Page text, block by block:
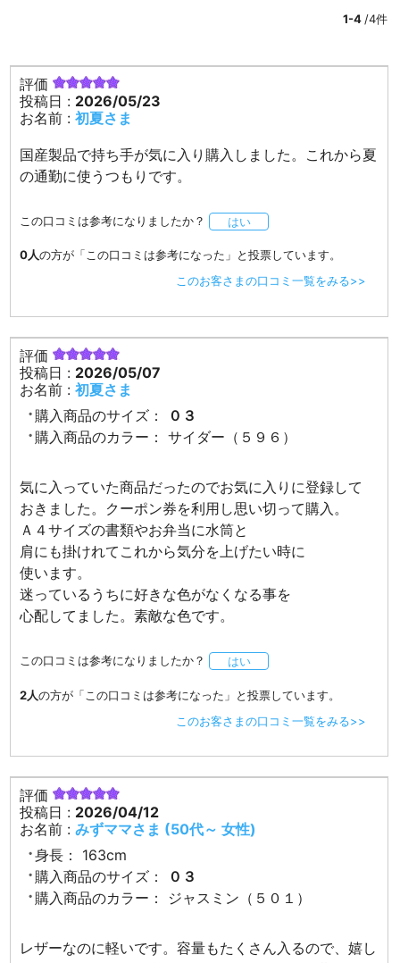
1-4 /4件
評価
投稿日 : 2026/05/23
お名前 :初夏さま
国産製品で持ち手が気に入り購入しました。これから夏
の通勤に使うつもりです。
この口コミは参考になりましたか？ はい
0人の方が「この口コミは参考になった」と投票しています。
このお客さまの口コミ一覧をみる>>
評価
投稿日 : 2026/05/07
お名前 :初夏さま
購入商品のサイズ：
０３
購入商品のカラー：
サイダー（５９６）
気に入っていた商品だったのでお気に入りに登録して
おきました。クーポン券を利用し思い切って購入。
Ａ４サイズの書類やお弁当に水筒と
肩にも掛けれてこれから気分を上げたい時に
使います。
迷っているうちに好きな色がなくなる事を
心配してました。素敵な色です。
この口コミは参考になりましたか？ はい
2人の方が「この口コミは参考になった」と投票しています。
このお客さまの口コミ一覧をみる>>
評価
投稿日 : 2026/04/12
お名前 :みずママさま (50代～ 女性)
身長：
163cm
購入商品のサイズ：
０３
購入商品のカラー：
ジャスミン（５０１）
レザーなのに軽いです。容量もたくさん入るので、嬉し